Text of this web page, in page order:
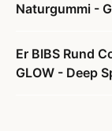
Naturgummi -
Er BIBS Rund
GLOW - Deep